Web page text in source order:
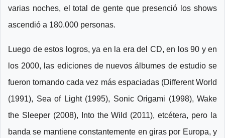
varias noches, el total de gente que presenció los shows
ascendió a 180.000 personas.
Luego de estos logros, ya en la era del CD, en los 90 y en
los 2000, las ediciones de nuevos álbumes de estudio se
fueron tornando cada vez más espaciadas (Different World
(1991), Sea of Light (1995), Sonic Origami (1998), Wake
the Sleeper (2008), Into the Wild (2011), etcétera, pero la
banda se mantiene constantemente en giras por Europa, y